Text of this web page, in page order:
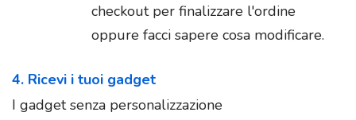
checkout per finalizzare l'ordine
oppure facci sapere cosa modificare.
4. Ricevi i tuoi gadget
I gadget senza personalizzazione